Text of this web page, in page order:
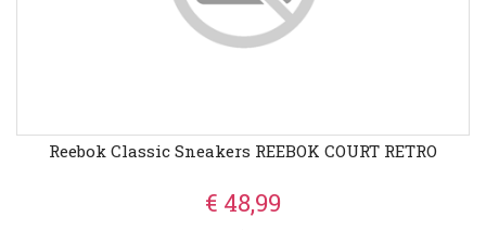
Reebok Classic Sneakers REEBOK COURT RETRO
€ 48,99